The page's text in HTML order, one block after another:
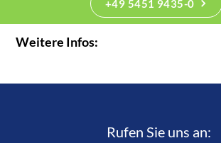
+49 5451 9435-0
Weitere Infos:
Rufen Sie uns an:­